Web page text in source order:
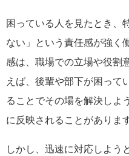
困っている人を見たとき、
ない」という責任感が強く
感は、職場での立場や役割
えば、後輩や部下が困って
ることでその場を解決しよ
に反映されることがありま
しかし、迅速に対応しよう